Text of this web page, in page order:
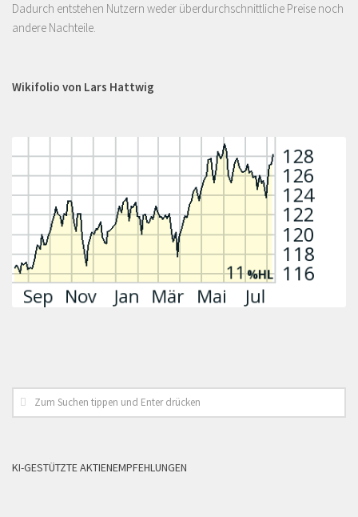
Dadurch entstehen Nutzern weder überdurchschnittliche Preise noch
andere Nachteile.
Wikifolio von Lars Hattwig
KI-GESTÜTZTE AKTIENEMPFEHLUNGEN